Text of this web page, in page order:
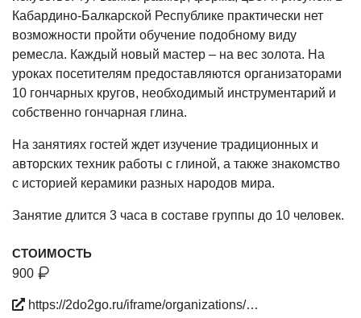
Кабардино-Балкарской Республике практически нет
возможности пройти обучение подобному виду
ремесла. Каждый новый мастер – на вес золота. На
уроках посетителям предоставляются организаторами
10 гончарных кругов, необходимый инструментарий и
собственно гончарная глина.
На занятиях гостей ждет изучение традиционных и
авторских техник работы с глиной, а также знакомство
с историей керамики разных народов мира.
Занятие длится 3 часа в составе группы до 10 человек.
СТОИМОСТЬ
900
https://2do2go.ru/iframe/organizations/…